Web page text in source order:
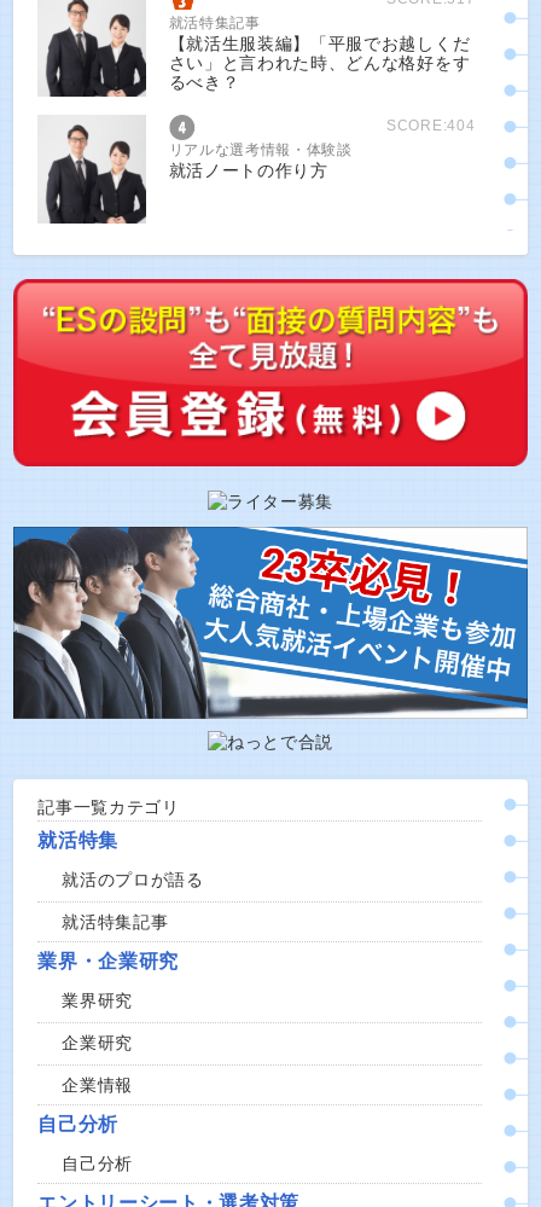
就活特集記事
【就活生服装編】「平服でお越しくだ
さい」と言われた時、どんな格好をす
るべき？
SCORE:404
リアルな選考情報・体験談
就活ノートの作り方
記事一覧カテゴリ
就活特集
就活のプロが語る
就活特集記事
業界・企業研究
業界研究
企業研究
企業情報
自己分析
自己分析